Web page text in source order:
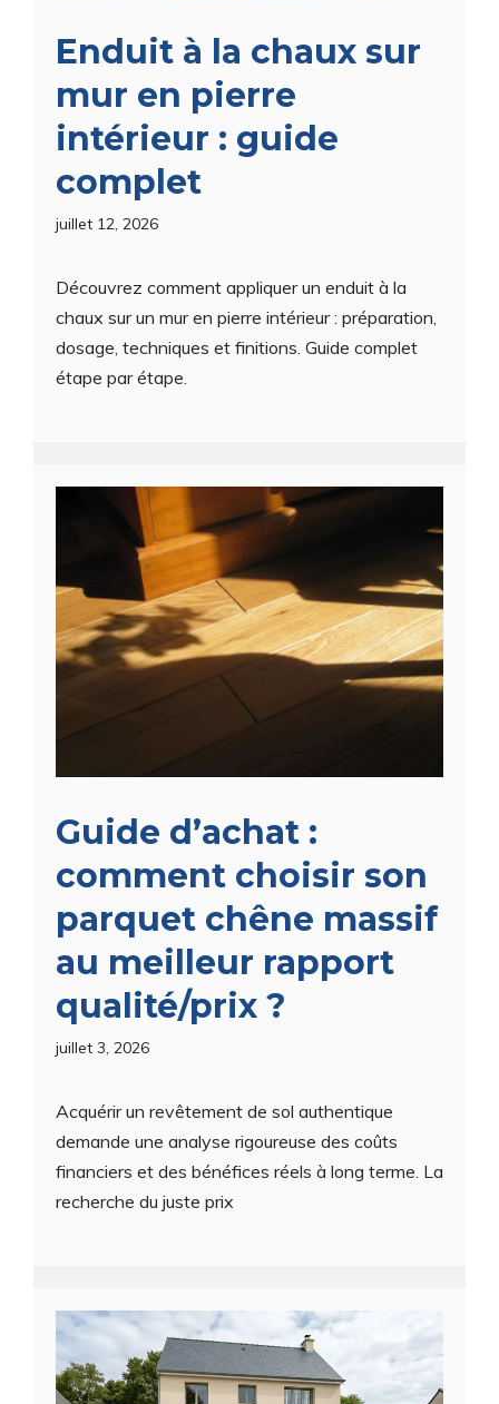
Enduit à la chaux sur
mur en pierre
intérieur : guide
complet
juillet 12, 2026
Découvrez comment appliquer un enduit à la
chaux sur un mur en pierre intérieur : préparation,
dosage, techniques et finitions. Guide complet
étape par étape.
Guide d’achat :
comment choisir son
parquet chêne massif
au meilleur rapport
qualité/prix ?
juillet 3, 2026
Acquérir un revêtement de sol authentique
demande une analyse rigoureuse des coûts
financiers et des bénéfices réels à long terme. La
recherche du juste prix